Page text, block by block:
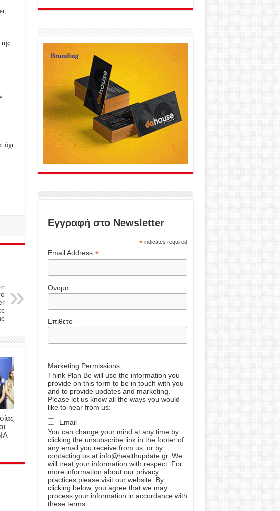
όχι
Εγγραφή στο Newsletter
*indicates required
Email Address *
Όνομα
Επίθετο
Marketing Permissions
Think Plan Be will use the information you
provide on this form to be in touch with you
and to provide updates and marketing.
Please let us know all the ways you would
like to hear from us:
Email
You can change your mind at any time by
clicking the unsubscribe link in the footer of
any email you receive from us, or by
contacting us at info@healthupdate.gr. We
will treat your information with respect. For
more information about our privacy
practices please visit our website. By
clicking below, you agree that we may
process your information in accordance with
these terms.